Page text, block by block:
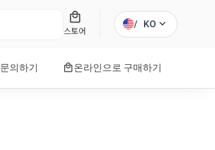
local_mall
스토어
/ KO expand_more
문의하기 local_mall온라인으로 구매하기